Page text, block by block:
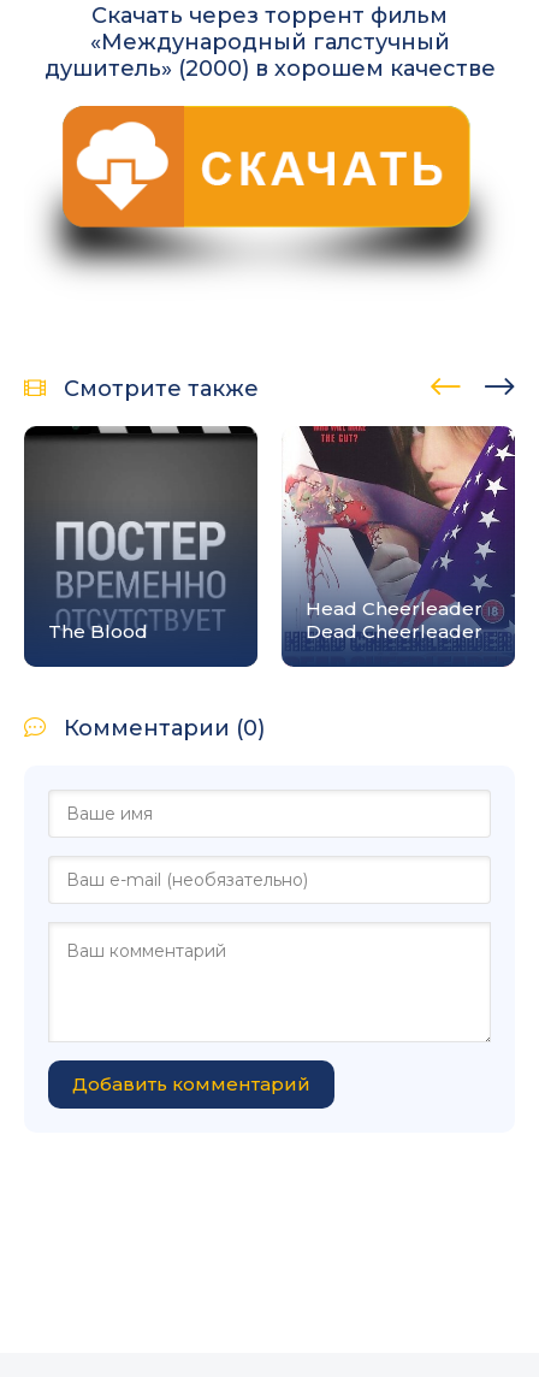
Скачать через торрент фильм
«Международный галстучный
душитель» (2000) в хорошем качестве
Смотрите также
The Blood
Head Cheerleader
Dead Cheerleader
Комментарии (0)
Добавить комментарий